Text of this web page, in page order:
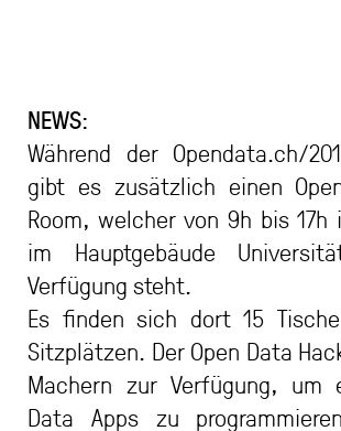
NEWS:
Während der Opendata.ch/
gibt es zusätzlich einen
Room, welcher von 9h bis 17h
im Hauptgebäude
Verfügung steht.
Es finden sich dort 15
Sitzplätzen. Der Open Data
Machern zur Verfügung, um
Data Apps zu